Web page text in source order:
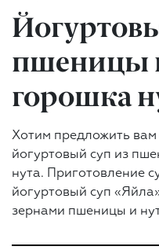
пшеницы
горошка
Хотим предложить вам
йогуртовый суп из
нута. Приготовление
йогуртовый суп
зернами пшеницы и